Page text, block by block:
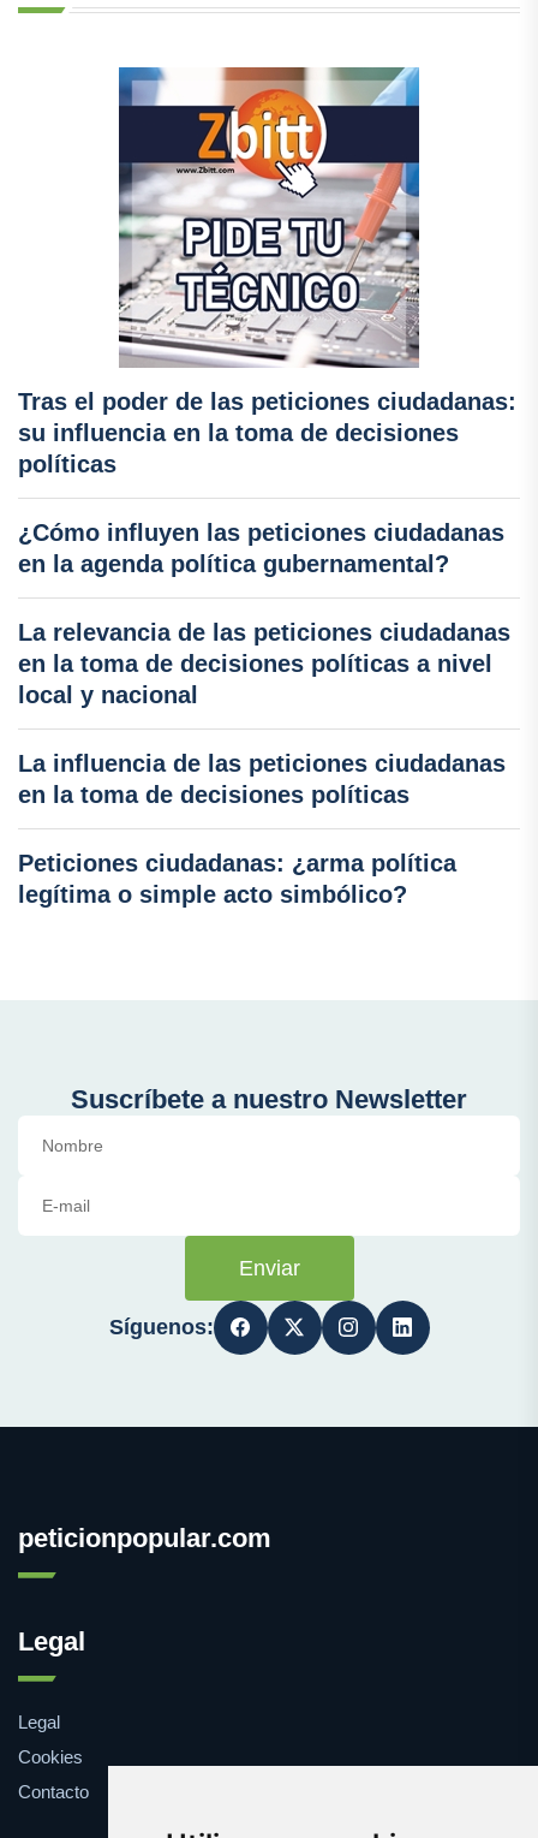
Tras el poder de las peticiones ciudadanas:
su influencia en la toma de decisiones
políticas
¿Cómo influyen las peticiones ciudadanas
en la agenda política gubernamental?
La relevancia de las peticiones ciudadanas
en la toma de decisiones políticas a nivel
local y nacional
La influencia de las peticiones ciudadanas
en la toma de decisiones políticas
Peticiones ciudadanas: ¿arma política
legítima o simple acto simbólico?
Suscríbete a nuestro Newsletter
Enviar
Síguenos:
peticionpopular.com
Legal
Legal
Cookies
Contacto